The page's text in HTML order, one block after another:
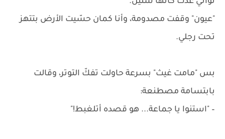
"عيون" وقفت مصدومة، وأنا كمان حسّيت الأرض بتتهز
تحت رجلي.
بس "مامت غيث" بسرعة حاولت تفكّ التوتر، وقالت
بابتسامة مصطنعة:
– "استنوا يا جماعة... هو قصده أتلغبط!"